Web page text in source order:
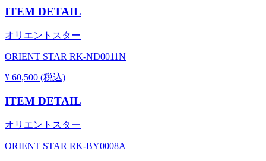
ITEM DETAIL
オリエントスター
ORIENT STAR RK-ND0011N
¥ 60,500 (税込)
ITEM DETAIL
オリエントスター
ORIENT STAR RK-BY0008A